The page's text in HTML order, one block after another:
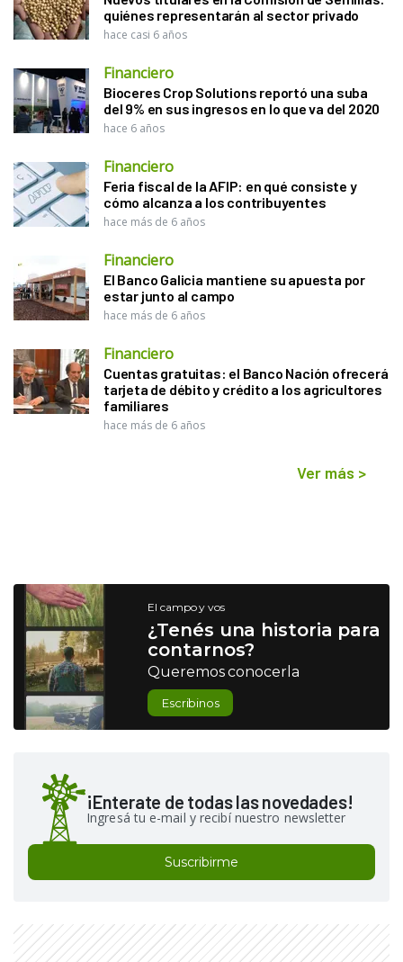
quiénes representarán al sector privado
hace casi 6 años
Financiero
Bioceres Crop Solutions reportó una suba
del 9% en sus ingresos en lo que va del 2020
hace 6 años
Financiero
Feria fiscal de la AFIP: en qué consiste y
cómo alcanza a los contribuyentes
hace más de 6 años
Financiero
El Banco Galicia mantiene su apuesta por
estar junto al campo
hace más de 6 años
Financiero
Cuentas gratuitas: el Banco Nación ofrecerá
tarjeta de débito y crédito a los agricultores
familiares
hace más de 6 años
Ver más >
El campo y vos
¿Tenés una historia para
contarnos?
Queremos conocerla
Escribinos
¡Enterate de todas las novedades!
Ingresá tu e-mail y recibí nuestro newsletter
Suscribirme